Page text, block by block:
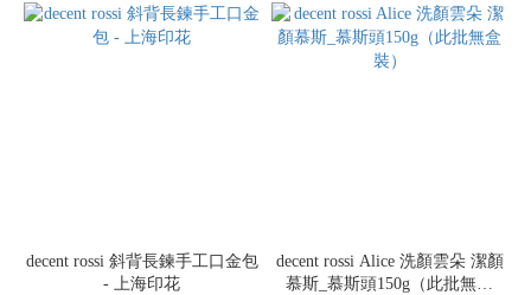
decent rossi 斜背長鍊手工口金包
- 上海印花
decent rossi Alice 洗顏雲朵 潔顏
慕斯_慕斯頭150g（此批無盒